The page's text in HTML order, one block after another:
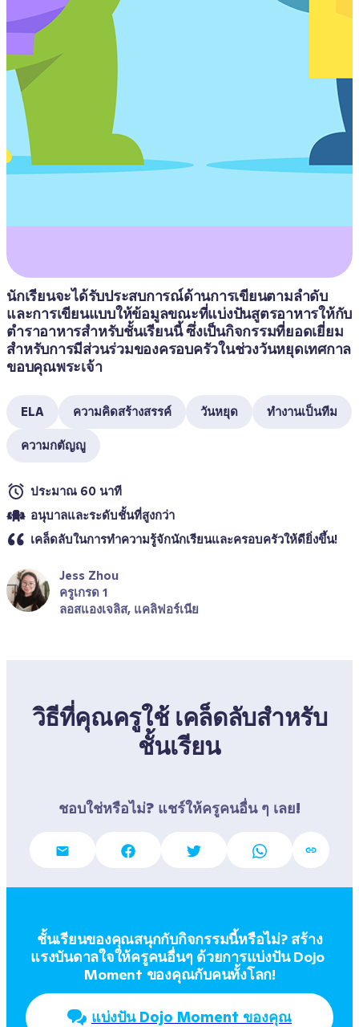
นักเรียนจะได้รับประสบการณ์ด้านการเขียนตามลำดับ
และการเขียนแบบให้ข้อมูลขณะที่แบ่งปันสูตรอาหารให้กับ
ตำราอาหารสำหรับชั้นเรียนนี้ ซึ่งเป็นกิจกรรมที่ยอดเยี่ยม
สำหรับการมีส่วนร่วมของครอบครัวในช่วงวันหยุดเทศกาล
ขอบคุณพระเจ้า
ELA ความคิดสร้างสรรค์ วันหยุด ทำงานเป็นทีม
ความกตัญญู
ประมาณ 60 นาที
อนุบาลและระดับชั้นที่สูงกว่า
เคล็ดลับในการทำความรู้จักนักเรียนและครอบครัวให้ดียิ่งขึ้น!
Jess Zhou
ครูเกรด 1
ลอสแองเจลิส, แคลิฟอร์เนีย
วิธีที่คุณครูใช้ เคล็ดลับสำหรับ
ชั้นเรียน
ชอบใช่หรือไม่? แชร์ให้ครูคนอื่น ๆ เลย!
ชั้นเรียนของคุณสนุกกับกิจกรรมนี้หรือไม่? สร้าง
แรงบันดาลใจให้ครูคนอื่นๆ ด้วยการแบ่งปัน Dojo
Moment ของคุณกับคนทั้งโลก!
แบ่งปัน Dojo Moment ของคุณ